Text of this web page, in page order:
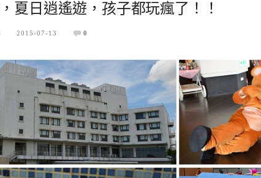
夏日逍遙遊，孩子都玩瘋了！！
2015-07-13 0